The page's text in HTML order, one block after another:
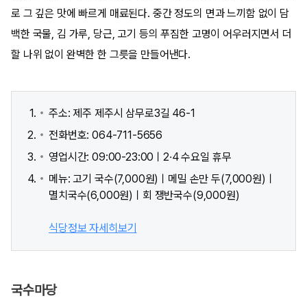
로 그 깊은 맛에 빠르게 매료된다. 중간 정도의 면과 느끼함 없이 담
백한 국물, 김 가루, 당근, 고기 등의 푸짐한 고명이 어우러지면서 더
할 나위 없이 완벽한 한 그릇을 만들어낸다.
주소: 제주 제주시 삼무로3길 46-1
전화번호: 064-711-5656
영업시간: 09:00-23:00ㅣ2·4 수요일 휴무
메뉴: 고기 국수(7,000원)ㅣ메밀 손만 두(7,000원)ㅣ
멸치국수(6,000원)ㅣ회 쟁반국수(9,000원)
식당정보 자세히보기
국수마당